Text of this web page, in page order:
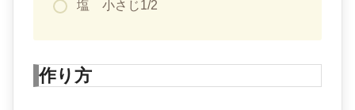
塩 小さじ1/2
作り方